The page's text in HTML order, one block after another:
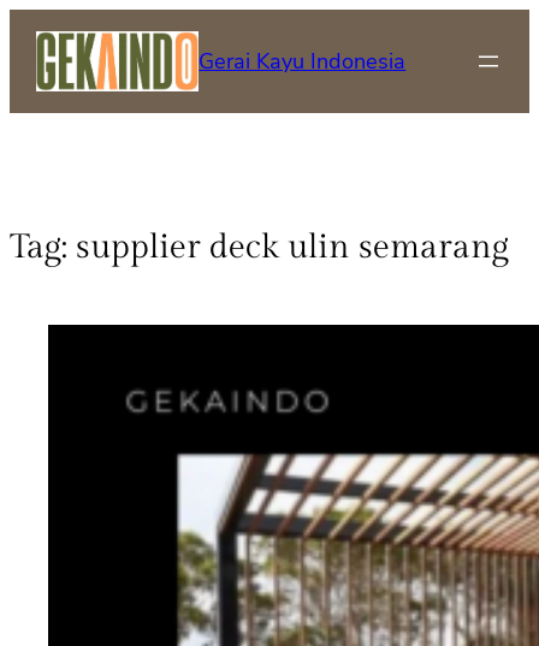
Gerai Kayu Indonesia
Tag: supplier deck ulin semarang